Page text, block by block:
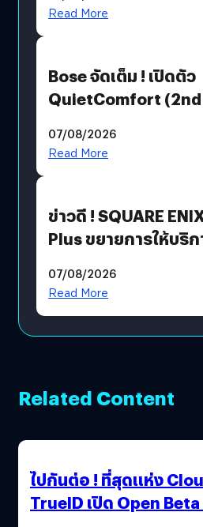
Read More
Bose จัดเต็ม ! เปิดตัว
QuietComfort (2nd
07/08/2026
Read More
ข่าวดี ! SQUARE
Plus ขยายการให้บริก
โดยตรง
07/08/2026
Read More
Related Content
ไปกันต่อ ! ที่สุดแห่ง
TrueID เปิด Open